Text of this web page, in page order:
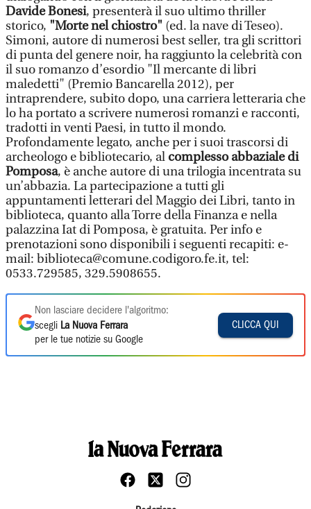
Davide Bonesi, presenterà il suo ultimo thriller
storico, "Morte nel chiostro" (ed. la nave di Teseo).
Simoni, autore di numerosi best seller, tra gli scrittori
di punta del genere noir, ha raggiunto la celebrità con
il suo romanzo d’esordio "Il mercante di libri
maledetti" (Premio Bancarella 2012), per
intraprendere, subito dopo, una carriera letteraria che
lo ha portato a scrivere numerosi romanzi e racconti,
tradotti in venti Paesi, in tutto il mondo.
Profondamente legato, anche per i suoi trascorsi di
archeologo e bibliotecario, al complesso abbaziale di
Pomposa, è anche autore di una trilogia incentrata su
un’abbazia. La partecipazione a tutti gli
appuntamenti letterari del Maggio dei Libri, tanto in
biblioteca, quanto alla Torre della Finanza e nella
palazzina Iat di Pomposa, è gratuita. Per info e
prenotazioni sono disponibili i seguenti recapiti: e-
mail: biblioteca@comune.codigoro.fe.it, tel:
0533.729585, 329.5908655.
Non lasciare decidere l'algoritmo:
scegli La Nuova Ferrara
per le tue notizie su Google
CLICCA QUI